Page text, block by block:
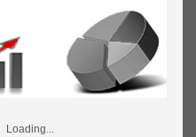
Loading...